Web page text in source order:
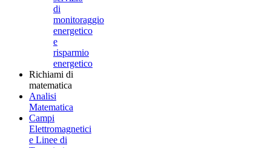
di
monitoraggio
energetico
e
risparmio
energetico
Richiami di
matematica
Analisi
Matematica
Campi
Elettromagnetici
e Linee di